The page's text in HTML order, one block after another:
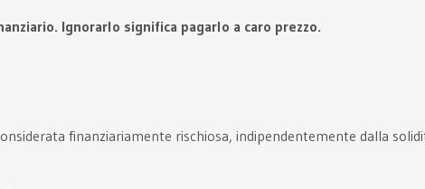
Ignorarlo significa pagarlo a caro prezzo.
finanziariamente rischiosa, indipendentemente dalla